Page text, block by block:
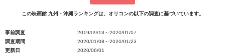
この映画館 九州・沖縄ランキングは、オリコンの以下の調査に基づいています。
事前調査
2019/09/13～2020/01/07
調査期間
2020/01/08～2020/01/23
更新日
2020/06/01